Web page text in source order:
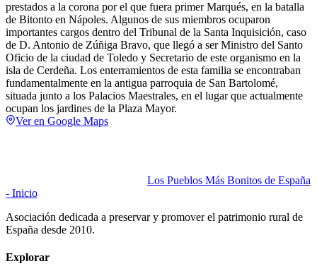
prestados a la corona por el que fuera primer Marqués, en la batalla
de Bitonto en Nápoles. Algunos de sus miembros ocuparon
importantes cargos dentro del Tribunal de la Santa Inquisición, caso
de D. Antonio de Zúñiga Bravo, que llegó a ser Ministro del Santo
Oficio de la ciudad de Toledo y Secretario de este organismo en la
isla de Cerdeña. Los enterramientos de esta familia se encontraban
fundamentalmente en la antigua parroquia de San Bartolomé,
situada junto a los Palacios Maestrales, en el lugar que actualmente
ocupan los jardines de la Plaza Mayor.
Ver en Google Maps
Los Pueblos Más Bonitos de España
- Inicio
Asociación dedicada a preservar y promover el patrimonio rural de
España desde 2010.
Explorar